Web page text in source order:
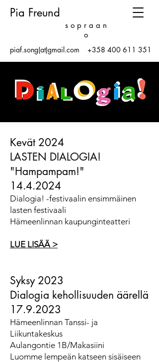
Pia Freund
s o p r a a n
o
piaf.song(at)gmail.com +358 400 611 351
Kevät 2024
LASTEN DIALOGIA!
"Hampampam!"
14.4.2024
Dialogia! -festivaalin ensimmäinen
lasten festivaali
Hämeenlinnan kaupunginteatteri
LUE LISÄÄ >
Syksy 2023
Dialogia kehollisuuden äärellä
17.9.2023
Hämeenlinnan Tanssi- ja
Liikuntakeskus
Aulangontie 1B/Makasiini
Luomme lempeän katseen sisäiseen